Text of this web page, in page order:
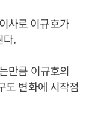
사로이규호가
다.
만큼 이규호의
도 변화에 시작점